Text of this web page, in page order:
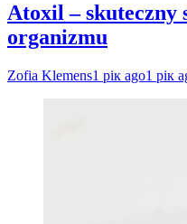
Atoxil – skuteczny
organizmu
Zofia Klemens1 рік ago1 рік